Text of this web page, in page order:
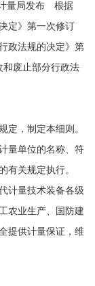
量局发布 根据
定》第一次修订
政法规的决定》第
废止部分行政法
，制定本细则。
单位的名称、符
有关规定执行。
量技术装备各级
农业生产、国防建
提供计量保证，维